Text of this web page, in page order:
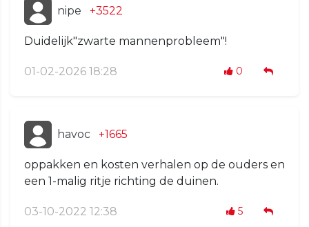
nipe +3522
Duidelijk"zwarte mannenprobleem"!
01-02-2026 18:28 0
havoc +1665
oppakken en kosten verhalen op de ouders en
een 1-malig ritje richting de duinen.
03-10-2022 12:38 5